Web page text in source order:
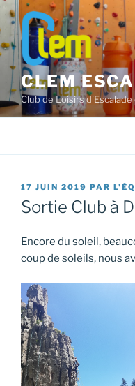
Aller
au
contenu
principal
CLEM
Club de Loisirs
PUBLIÉ
LE
17 JUIN 2019 PAR
Sortie Club à
Encore du soleil,
coup de soleils, nous